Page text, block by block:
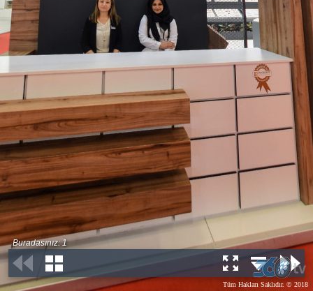
Tüm Hakları Saklıdır. © 2018
Buradasınız: 1